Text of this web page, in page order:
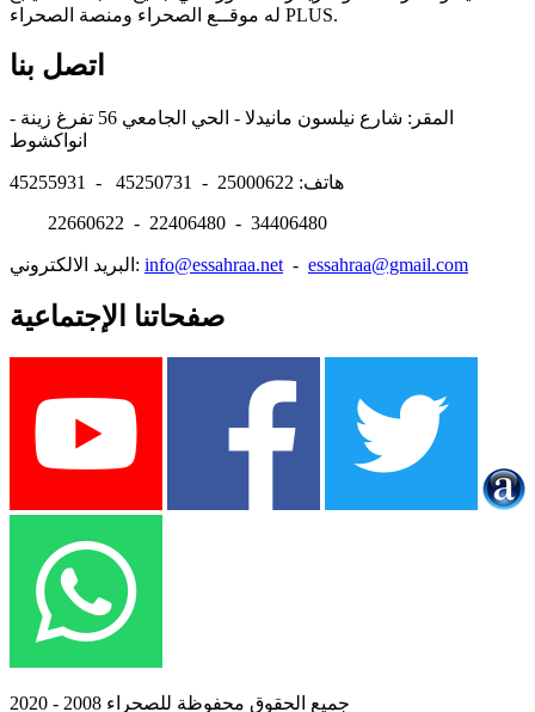
له موقــع الصحراء ومنصة الصحراء PLUS.
اتصل بنا
المقر: شارع نيلسون مانيدلا - الحي الجامعي 56 تفرغ زينة -
هاتف: 25000622 - 45250731 - 45255931
22660622 - 22406480 - 34406480
البريد الالكتروني: info@essahraa.net - essahraa@gmail.com
صفحاتنا الإجتماعية
جميع الحقوق محفوظة للصحراء 2008 - 2020